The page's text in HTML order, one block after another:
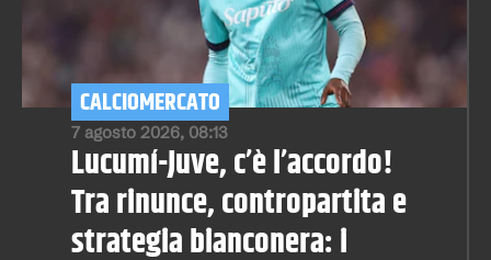
7 agosto 2026, 08:13
CALCIOMERCATO
Lucumí-Juve, c’è l’accordo!
Tra rinunce, contropartita e
strategia bianconera: i